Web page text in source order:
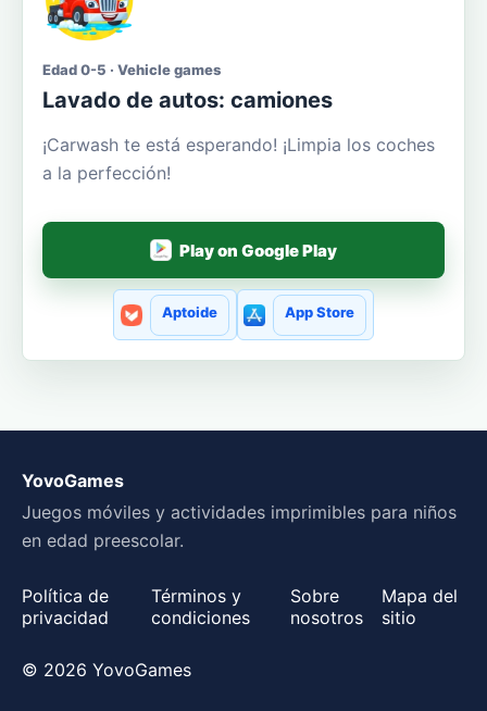
Edad 0-5 · Vehicle games
Lavado de autos: camiones
¡Carwash te está esperando! ¡Limpia los coches
a la perfección!
Play on Google Play
Aptoide App Store
YovoGames
Juegos móviles y actividades imprimibles para niños
en edad preescolar.
Política de
privacidad
Términos y
condiciones
Sobre
nosotros
Mapa del
sitio
© 2026 YovoGames